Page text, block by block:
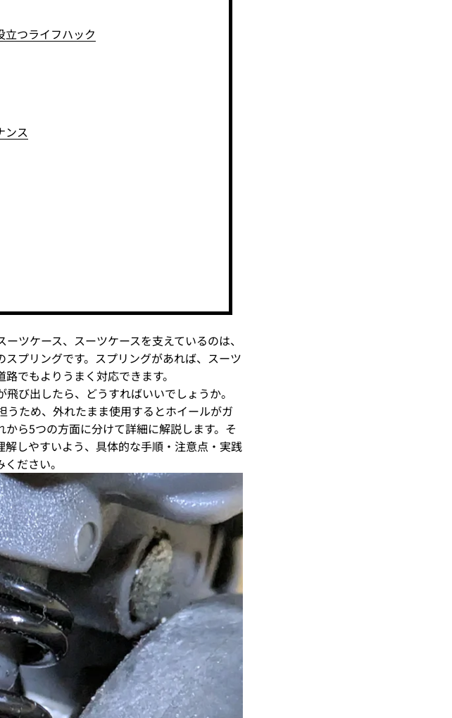
つライフハック
ンス
ツケース、スーツケースを支えているのは、
プリングです。スプリングがあれば、スーツ
でもよりうまく対応できます。
び出したら、どうすればいいでしょうか。
ため、外れたまま使用するとホイールがガ
ら5つの方面に分けて詳細に解説します。そ
しやすいよう、具体的な手順・注意点・実践
ださい。